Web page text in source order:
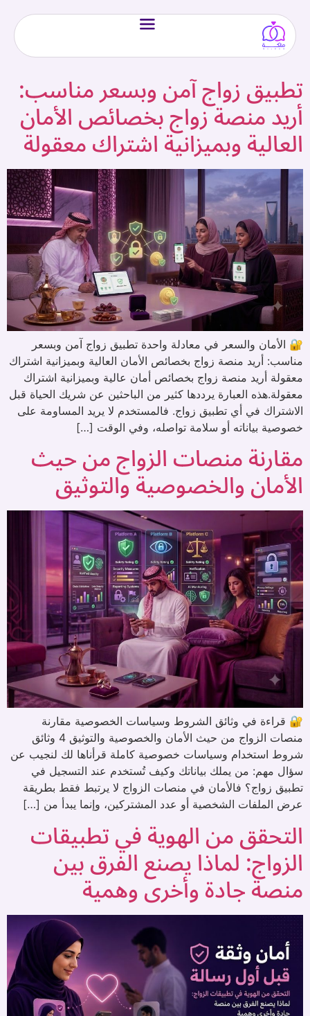
تطبيق زواج آمن وبسعر مناسب:
أريد منصة زواج بخصائص الأمان
العالية وبميزانية اشتراك معقولة
🔐 الأمان والسعر في معادلة واحدة تطبيق زواج آمن وبسعر
مناسب: أريد منصة زواج بخصائص الأمان العالية وبميزانية اشتراك
معقولة أريد منصة زواج بخصائص أمان عالية وبميزانية اشتراك
معقولة.هذه العبارة يرددها كثير من الباحثين عن شريك الحياة قبل
الاشتراك في أي تطبيق زواج. فالمستخدم لا يريد المساومة على
خصوصية بياناته أو سلامة تواصله، وفي الوقت […]
مقارنة منصات الزواج من حيث
الأمان والخصوصية والتوثيق
🔐 قراءة في وثائق الشروط وسياسات الخصوصية مقارنة
منصات الزواج من حيث الأمان والخصوصية والتوثيق 4 وثائق
شروط استخدام وسياسات خصوصية كاملة قرأناها لك لنجيب عن
سؤال مهم: من يملك بياناتك وكيف تُستخدم عند التسجيل في
تطبيق زواج؟ فالأمان في منصات الزواج لا يرتبط فقط بطريقة
عرض الملفات الشخصية أو عدد المشتركين، وإنما يبدأ من […]
التحقق من الهوية في تطبيقات
الزواج: لماذا يصنع الفرق بين
منصة جادة وأخرى وهمية